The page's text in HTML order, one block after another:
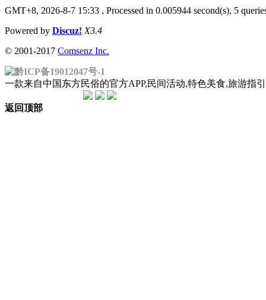
GMT+8, 2026-8-7 15:33 , Processed in 0.005944 second(s), 5
Powered by Discuz! X3.4
© 2001-2017 Comsenz Inc.
黔ICP备19012047号-1
一款来自中国东方民俗的官方APP,民间活动,特色美食,旅游
返回顶部